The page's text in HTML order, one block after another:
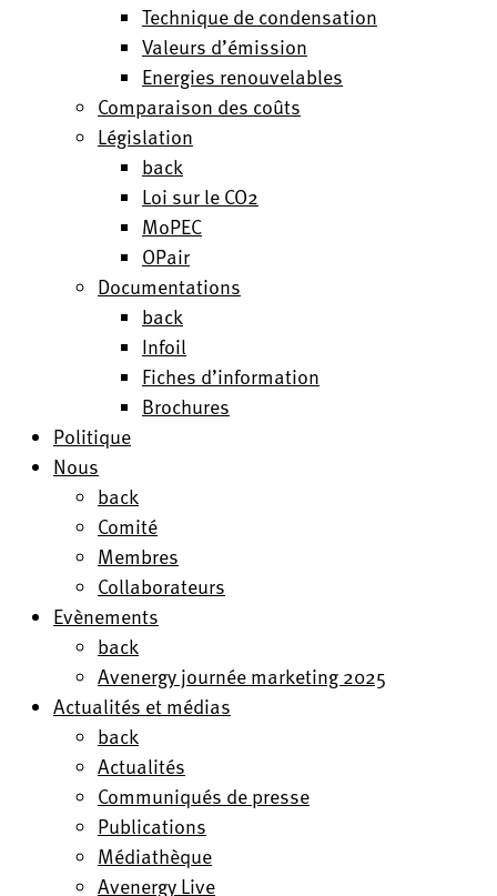
Technique de condensation
Valeurs d’émission
Energies renouvelables
Comparaison des coûts
Législation
back
Loi sur le CO2
MoPEC
OPair
Documentations
back
Infoil
Fiches d’information
Brochures
Politique
Nous
back
Comité
Membres
Collaborateurs
Evènements
back
Avenergy journée marketing 2025
Actualités et médias
back
Actualités
Communiqués de presse
Publications
Médiathèque
Avenergy Live